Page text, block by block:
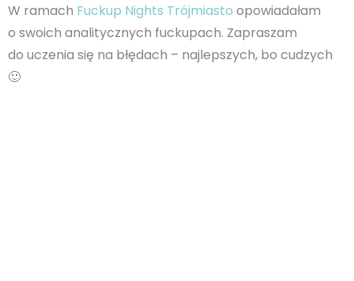
W ramach Fuckup Nights Trójmiasto opowiadałam
o swoich analitycznych fuckupach. Zapraszam
do uczenia się na błędach – najlepszych, bo cudzych
🙂